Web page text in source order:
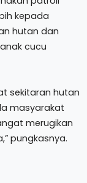
kepada
hutan dan
cucu
sekitaran hutan
masyarakat
merugikan
pungkasnya.